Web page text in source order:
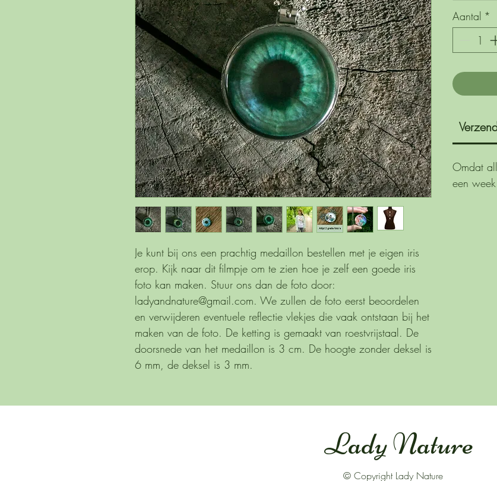
Je kunt bij ons een prachtig medaillon bestellen met je eigen iris
erop. Kijk naar dit filmpje om te zien hoe je zelf een goede iris
foto kan maken. Stuur ons dan de foto door:
ladyandnature@gmail.com. We zullen de foto eerst beoordelen
en verwijderen eventuele reflectie vlekjes die vaak ontstaan bij het
maken van de foto. De ketting is gemaakt van roestvrijstaal. De
doorsnede van het medaillon is 3 cm. De hoogte zonder deksel is
6 mm, de deksel is 3 mm.
Aantal *
Omdat
een
Lady Nature
© Copyright Lady Nature